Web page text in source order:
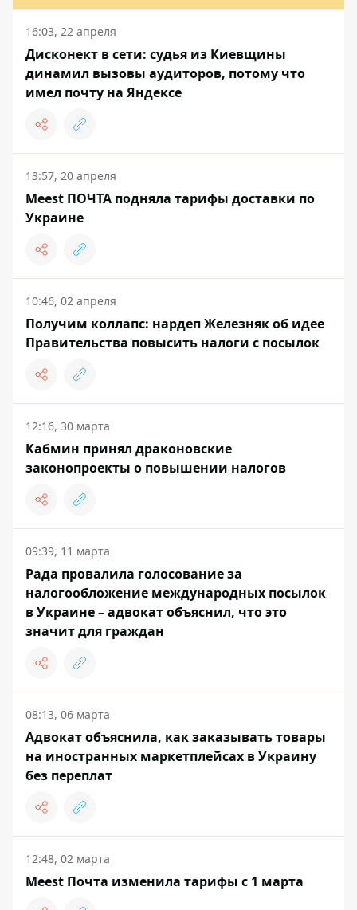
16:03, 22 апреля
Дисконект в сети: судья из Киевщины
динамил вызовы аудиторов, потому что
имел почту на Яндексе
13:57, 20 апреля
Meest ПОЧТА подняла тарифы доставки по
Украине
10:46, 02 апреля
Получим коллапс: нардеп Железняк об идее
Правительства повысить налоги с посылок
12:16, 30 марта
Кабмин принял драконовские
законопроекты о повышении налогов
09:39, 11 марта
Рада провалила голосование за
налогообложение международных посылок
в Украине – адвокат объяснил, что это
значит для граждан
08:13, 06 марта
Адвокат объяснила, как заказывать товары
на иностранных маркетплейсах в Украину
без переплат
12:48, 02 марта
Meest Почта изменила тарифы с 1 марта